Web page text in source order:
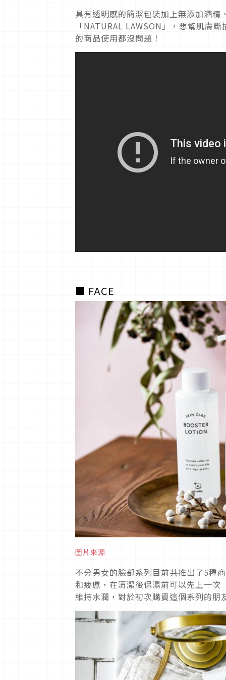
具有透明感的簡潔包裝加上無添加酒
「NATURAL LAWSON」，想幫肌膚
的商品使用都沒問題！
■ FACE
圖片來源
不分男女的臉部系列目前共推出了5種
和疲憊，在清潔後保濕前可以先上一
維持水潤，對於初次購買這個系列的